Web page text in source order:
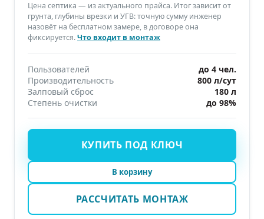
Цена септика — из актуального прайса. Итог зависит от
грунта, глубины врезки и УГВ: точную сумму инженер
назовёт на бесплатном замере, в договоре она
фиксируется.Что входит в монтаж
Пользователей
до 4 чел.
Производительность
800 л/сут
Залповый сброс
180 л
Степень очистки
до 98%
КУПИТЬ ПОД КЛЮЧ
В корзину
РАССЧИТАТЬ МОНТАЖ